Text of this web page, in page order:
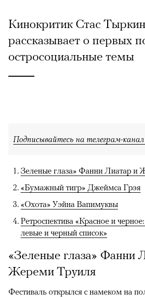
Кинокритик Стас Тыркин
рассказывает о первых
остросоциальные темы
Подписывайтесь на телеграм-
Зеленые глаза» Фанни Лиатар и
«Бумажный тигр» Джеймса Грэя
«Охота» Уэйна Вапимуквы
Ретроспектива «Красное и
левые и черный список»
«Зеленые глаза» Фанни
Жереми Труиля
Фестиваль открылся с намеком на